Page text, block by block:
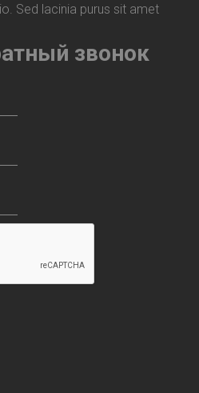
Sed lacinia purus sit amet
звонок